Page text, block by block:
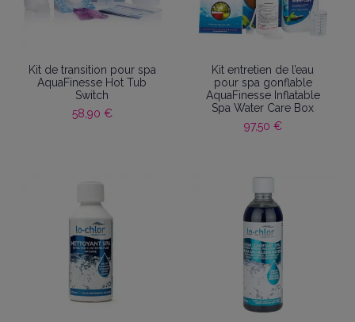
Kit de transition pour spa
AquaFinesse Hot Tub
Switch
58,90 €
Kit entretien de l’eau
pour spa gonflable
AquaFinesse Inflatable
Spa Water Care Box
97,50 €